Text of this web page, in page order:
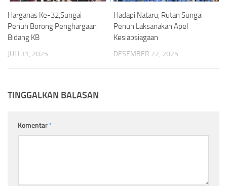
Harganas Ke-32,Sungai
Penuh Borong Penghargaan
Bidang KB
JULI 31, 2025
Hadapi Nataru, Rutan Sungai
Penuh Laksanakan Apel
Kesiapsiagaan
DESEMBER 22, 2025
TINGGALKAN BALASAN
Komentar*